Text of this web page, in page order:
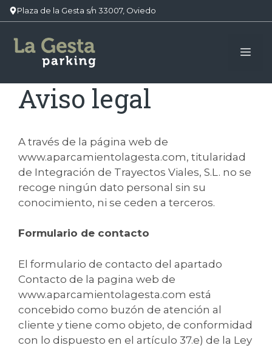
Plaza de la Gesta s/n 33007, Oviedo
contenido
Aviso legal
A través de la página web de
www.aparcamientolagesta.com, titularidad
de Integración de Trayectos Viales, S.L. no se
recoge ningún dato personal sin su
conocimiento, ni se ceden a terceros.
Formulario de contacto
El formulario de contacto del apartado
Contacto de la pagina web de
www.aparcamientolagesta.com está
concebido como buzón de atención al
cliente y tiene como objeto, de conformidad
con lo dispuesto en el artículo 37.e) de la Ley